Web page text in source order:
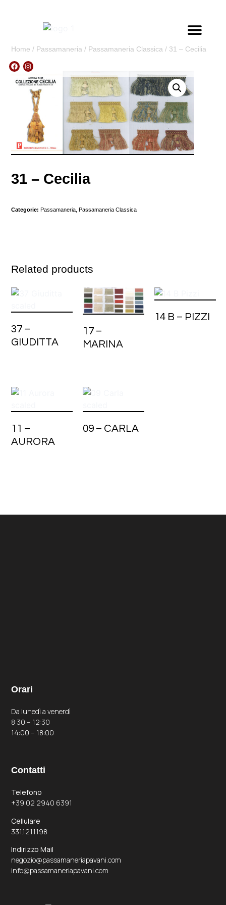
Home / Passamaneria / Passamaneria Classica / 31 – Cecilia
31 – Cecilia
Categorie: Passamaneria, Passamaneria Classica
Related products
37 –
GIUDITTA
17 –
MARINA
14 B – PIZZI
11 –
AURORA
09 – CARLA
Contatti
Telefono
+39 02 2940 6391
Cellulare
331.1211198
Indirizzo Mail
negozio@passamaneriapavani.com
info@passamaneriapavani.com
Orari
Da lunedì a venerdì
8:30 – 12:30
14:00 – 18:00